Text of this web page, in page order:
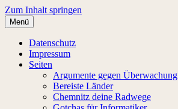
Zum Inhalt springen
Menü
Datenschutz
Impressum
Seiten
Argumente gegen Überwachung
Bereiste Länder
Chemnitz deine Radwege